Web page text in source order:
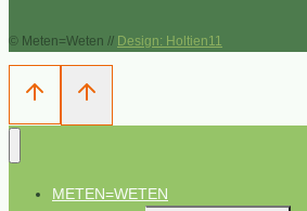
© Meten=Weten // Design: Holtien11
METEN=WETEN